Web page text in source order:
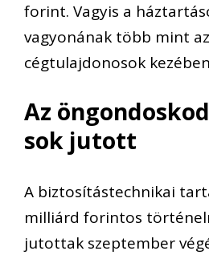
forint. Vagyis a
vagyonának több mint
cégtulajdonosok
Az
sok jutott
A biztosítástechnikai
milliárd forintos
jutottak szeptember